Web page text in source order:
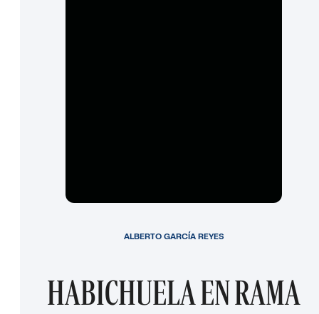
HABICHUELA EN RAMA
ALBERTO GARCÍA REYES